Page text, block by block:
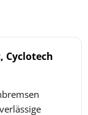
Cyclotech